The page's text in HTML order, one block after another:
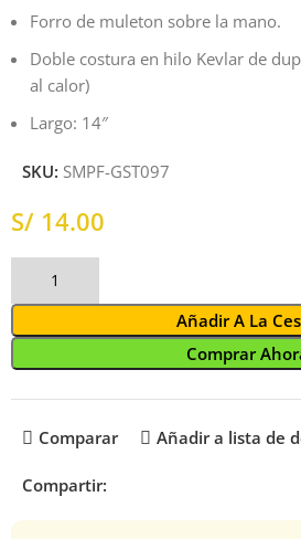
Forro de muleton sobre la mano.
Doble costura en hilo Kevlar de
al calor)
Largo: 14″
SKU: SMPF-GST097
S/
Añadir A La
Comprar
Comparar Añadir a lista de
Compartir: